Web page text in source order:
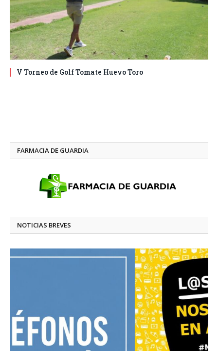
V Torneo de Golf Tomate Huevo Toro
FARMACIA DE GUARDIA
NOTICIAS BREVES